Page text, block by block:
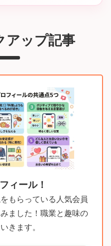
アップ記事
ィール！
もらっている人気会員
ました！職業と趣味の
きます。